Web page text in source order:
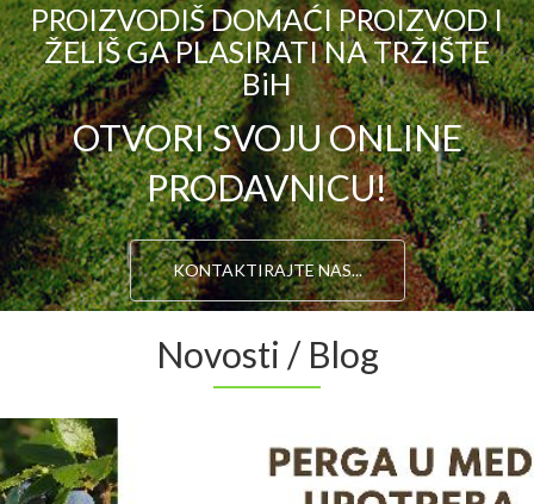
PROIZVODIŠ DOMAĆI PROIZVOD I
ŽELIŠ GA PLASIRATI NA TRŽIŠTE
BiH
OTVORI SVOJU ONLINE
PRODAVNICU!
KONTAKTIRAJTE NAS...
Novosti / Blog